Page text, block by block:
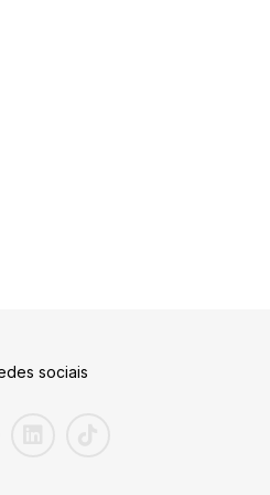
sociais